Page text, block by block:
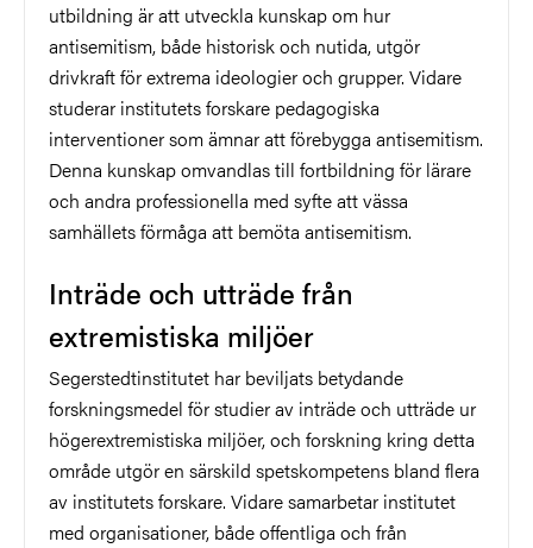
utbildning är att utveckla kunskap om hur
antisemitism, både historisk och nutida, utgör
drivkraft för extrema ideologier och grupper. Vidare
studerar institutets forskare pedagogiska
interventioner som ämnar att förebygga antisemitism.
Denna kunskap omvandlas till fortbildning för lärare
och andra professionella med syfte att vässa
samhällets förmåga att bemöta antisemitism.
Inträde och utträde från
extremistiska miljöer
Segerstedtinstitutet har beviljats betydande
forskningsmedel för studier av inträde och utträde ur
högerextremistiska miljöer, och forskning kring detta
område utgör en särskild spetskompetens bland flera
av institutets forskare. Vidare samarbetar institutet
med organisationer, både offentliga och från